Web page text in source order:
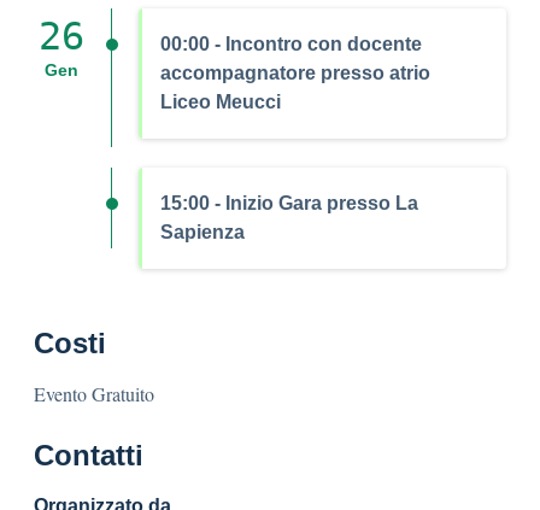
00:00 - Incontro con docente
accompagnatore presso atrio
Liceo Meucci
26
Gen
15:00 - Inizio Gara presso La
Sapienza
Costi
Evento Gratuito
Contatti
Organizzato da